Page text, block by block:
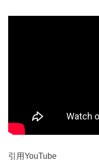
引用YouTube